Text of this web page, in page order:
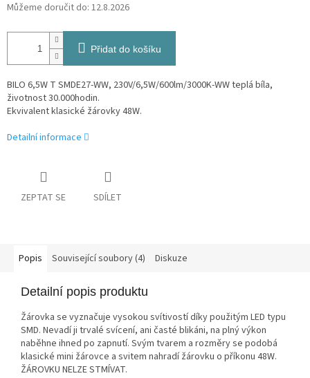
Můžeme doručit do: 12.8.2026
Přidat do košíku
BILO 6,5W T SMDE27-WW, 230V/6,5W/600lm/3000K-WW teplá bíla,
životnost 30.000hodin.
Ekvivalent klasické žárovky 48W.
Detailní informace
ZEPTAT SE SDÍLET
Popis Související soubory (4) Diskuze
Detailní popis produktu
Žárovka se vyznačuje vysokou svítivostí díky použitým LED typu
SMD. Nevadí ji trvalé svícení, ani časté blikáni, na plný výkon
naběhne ihned po zapnutí. Svým tvarem a rozměry se podobá
klasické mini žárovce a svitem nahradí žárovku o příkonu 48W.
ŽÁROVKU NELZE STMÍVAT.